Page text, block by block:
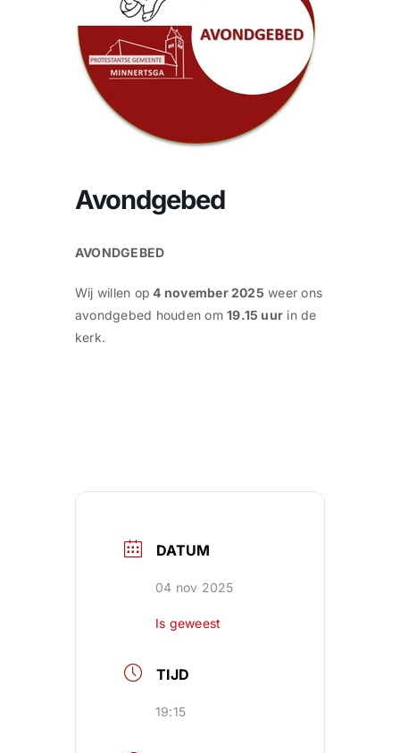
CONTACT |
Avondgebed
AVONDGEBED
Wij willen op 4 november 2025 weer ons
avondgebed houden om19.15 uur in de
kerk.
DATUM
04 nov 2025
Is geweest
TIJD
19:15